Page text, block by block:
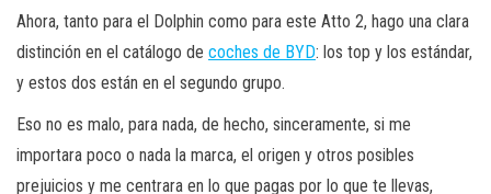
Ahora, tanto para el Dolphin como para este Atto 2, hago una clara
distinción en el catálogo de coches de BYD: los top y los estándar,
y estos dos están en el segundo grupo.
Eso no es malo, para nada, de hecho, sinceramente, si me
importara poco o nada la marca, el origen y otros posibles
prejuicios y me centrara en lo que pagas por lo que te llevas,